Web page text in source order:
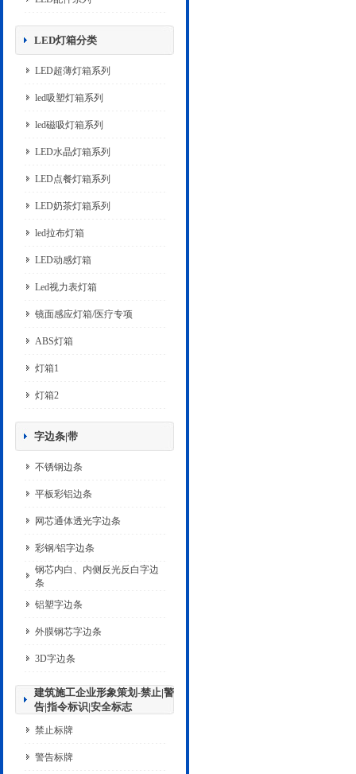
LED灯箱分类
LED超薄灯箱系列
led吸塑灯箱系列
led磁吸灯箱系列
LED水晶灯箱系列
LED点餐灯箱系列
LED奶茶灯箱系列
led拉布灯箱
LED动感灯箱
Led视力表灯箱
镜面感应灯箱/医疗专项
ABS灯箱
灯箱1
灯箱2
字边条|带
不锈钢边条
平板彩铝边条
网芯通体透光字边条
彩钢/铝字边条
钢芯内白、内侧反光反白字边
条
铝塑字边条
外膜钢芯字边条
3D字边条
建筑施工企业形象策划-禁止|警
告|指令标识|安全标志
禁止标牌
警告标牌